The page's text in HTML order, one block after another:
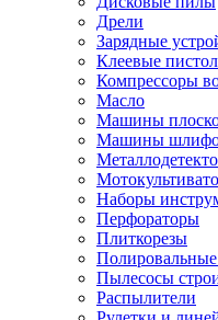
Дрели
Зарядные
Клеевые
Компрессоры
Масло
Машины
Машины
Наборы
Перфораторы
Плиткорезы
Пылесосы
Распылители